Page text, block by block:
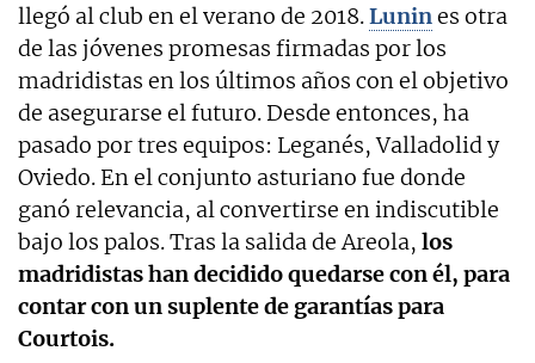
llegó al club en el verano de 2018.Lunines otra
de las jóvenes promesas firmadas por los
madridistas en los últimos años con el objetivo
de asegurarse el futuro. Desde entonces, ha
pasado por tres equipos: Leganés, Valladolid y
Oviedo. En el conjunto asturiano fue donde
ganó relevancia, al convertirse en indiscutible
bajo los palos. Tras la salida de Areola, los
madridistas han decidido quedarse con él, para
contar con un suplente de garantías para
Courtois.